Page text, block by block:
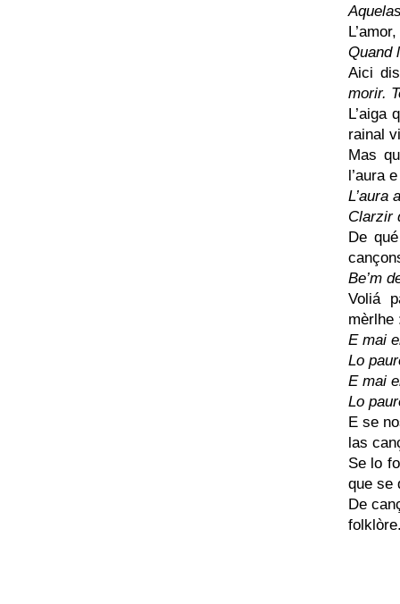
Quand
Aici
morir.
L’aiga
rainal
Mas
l’aura
L’aura
Clarzir
De
Be’m
Voliá
mèrlhe
E mai
Lo
E mai
Lo
E se
las
Se lo
que se
De